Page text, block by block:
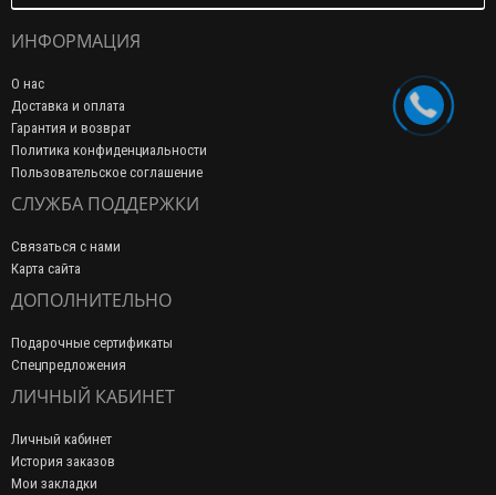
ИНФОРМАЦИЯ
О нас
Доставка и оплата
Гарантия и возврат
Политика конфиденциальности
Пользовательское соглашение
СЛУЖБА ПОДДЕРЖКИ
Связаться с нами
Карта сайта
ДОПОЛНИТЕЛЬНО
Подарочные сертификаты
Спецпредложения
ЛИЧНЫЙ КАБИНЕТ
Личный кабинет
История заказов
Мои закладки